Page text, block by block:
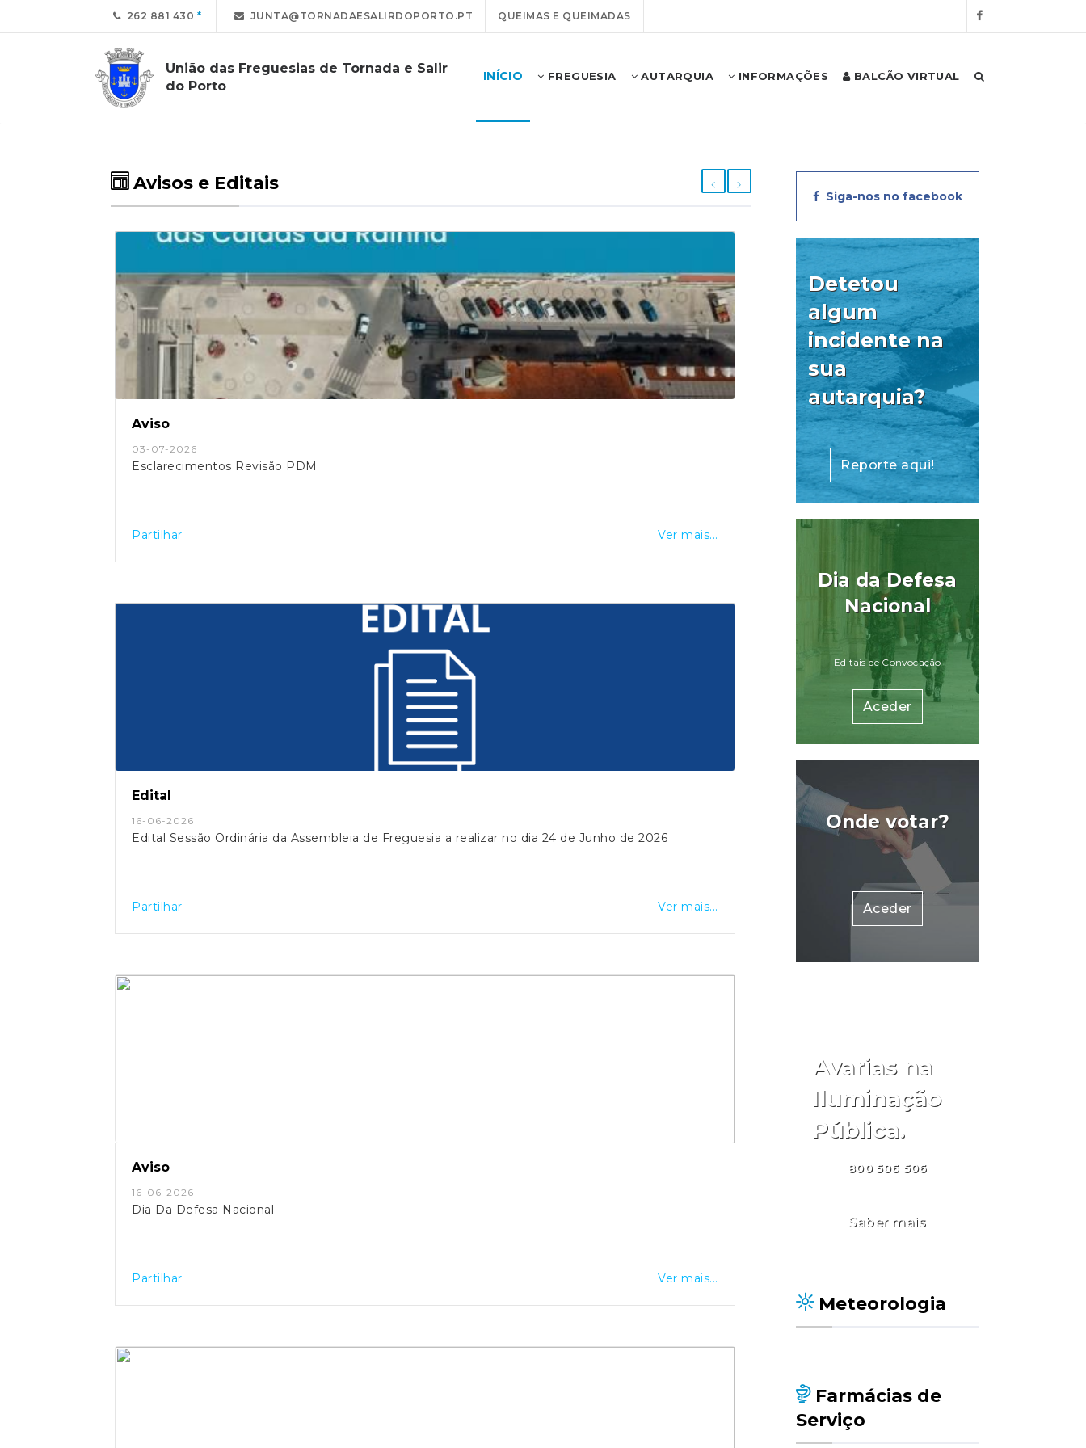
262 881 430 JUNTA@TORNADAESALIRDOPORTO.PT QUEIMAS E QUEIMADAS
União das Freguesias de Tornada e Salir
do Porto
INÍCIO FREGUESIA AUTARQUIA INFORMAÇÕES BALCÃO VIRTUAL
Avisos e Editais
Aviso
03-07-2026
Esclarecimentos Revisão PDM
Partilhar Ver mais...
Edital
16-06-2026
Edital Sessão Ordinária da Assembleia de Freguesia a realizar no dia 24 de Junho de 2026
Partilhar Ver mais...
Aviso
16-06-2026
Dia Da Defesa Nacional
Partilhar Ver mais...
Siga-nos no facebook
Detetou
algum
incidente na
sua
autarquia?
Reporte aqui!
Dia da Defesa
Nacional
Editais de Convocação
Aceder
Onde votar?
Aceder
Avarias na
Iluminação
Pública.
800 506 506
Saber mais
Meteorologia
Farmácias de
Serviço